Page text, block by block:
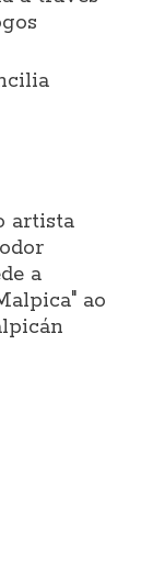
artista
a
ao